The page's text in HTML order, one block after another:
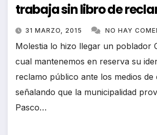
trabaja sin libro de
31 MARZO, 2015 NO HAY
Molestia lo hizo llegar un poblador
cual mantenemos en reserva su
reclamo público ante los medios de
señalando que la municipalidad
Pasco…